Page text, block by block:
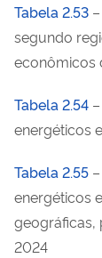
Tabela 2.53
segundo
econômicos
Tabela 2.54
energéticos
Tabela 2.55
energéticos
geográficas,
2024